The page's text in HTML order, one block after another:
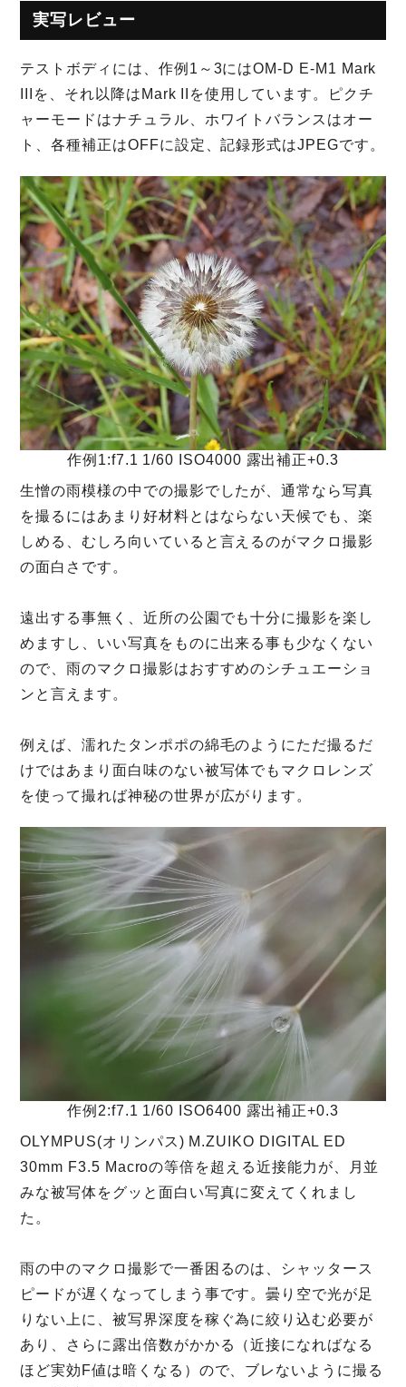
実写レビュー
テストボディには、作例1～3にはOM-D E-M1 Mark
IIIを、それ以降はMark IIを使用しています。ピクチ
ャーモードはナチュラル、ホワイトバランスはオー
ト、各種補正はOFFに設定、記録形式はJPEGです。
作例1:f7.1 1/60 ISO4000 露出補正+0.3
生憎の雨模様の中での撮影でしたが、通常なら写真
を撮るにはあまり好材料とはならない天候でも、楽
しめる、むしろ向いていると言えるのがマクロ撮影
の面白さです。
遠出する事無く、近所の公園でも十分に撮影を楽し
めますし、いい写真をものに出来る事も少なくない
ので、雨のマクロ撮影はおすすめのシチュエーショ
ンと言えます。
例えば、濡れたタンポポの綿毛のようにただ撮るだ
けではあまり面白味のない被写体でもマクロレンズ
を使って撮れば神秘の世界が広がります。
作例2:f7.1 1/60 ISO6400 露出補正+0.3
OLYMPUS(オリンパス) M.ZUIKO DIGITAL ED
30mm F3.5 Macroの等倍を超える近接能力が、月並
みな被写体をグッと面白い写真に変えてくれまし
た。
雨の中のマクロ撮影で一番困るのは、シャッタース
ピードが遅くなってしまう事です。曇り空で光が足
りない上に、被写界深度を稼ぐ為に絞り込む必要が
あり、さらに露出倍数がかかる（近接になればなる
ほど実効F値は暗くなる）ので、ブレないように撮る